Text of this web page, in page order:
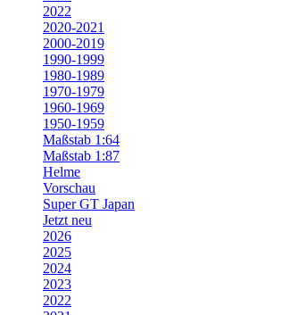
2022
2020-2021
2000-2019
1990-1999
1980-1989
1970-1979
1960-1969
1950-1959
Maßstab 1:64
Maßstab 1:87
Helme
Vorschau
Super GT Japan
Jetzt neu
2026
2025
2024
2023
2022